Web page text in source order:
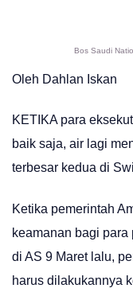
Bos Saudi
Oleh Dahlan Iskan
KETIKA para
baik saja, air lagi
terbesar kedua di
Ketika pemerintah
keamanan bagi
di AS 9 Maret lalu,
harus dilakukannya